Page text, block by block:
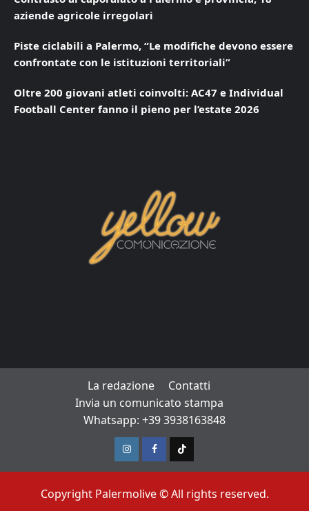
aziende agricole irregolari
Piste ciclabili a Palermo, “Le modifiche devono essere
confrontate con le istituzioni territoriali”
Oltre 200 giovani atleti coinvolti: AC47 e Individual
Football Center fanno il pieno per l’estate 2026
La redazione
Contatti
Invia un comunicato stampa
Whatsapp: +39 3938163848
InstagramFacebook
TikTok
Copyright Palermolive © All rights reserved.